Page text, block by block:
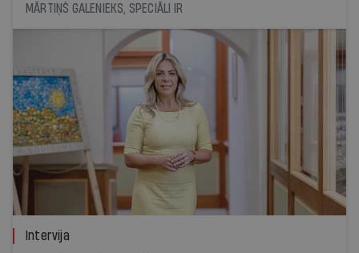
MĀRTIŅŠ GALENIEKS, SPECIĀLI IR
Intervija